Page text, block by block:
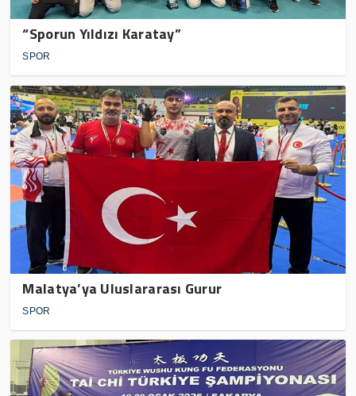
“Sporun Yıldızı Karatay”
SPOR
Malatya’ya Uluslararası Gurur
SPOR